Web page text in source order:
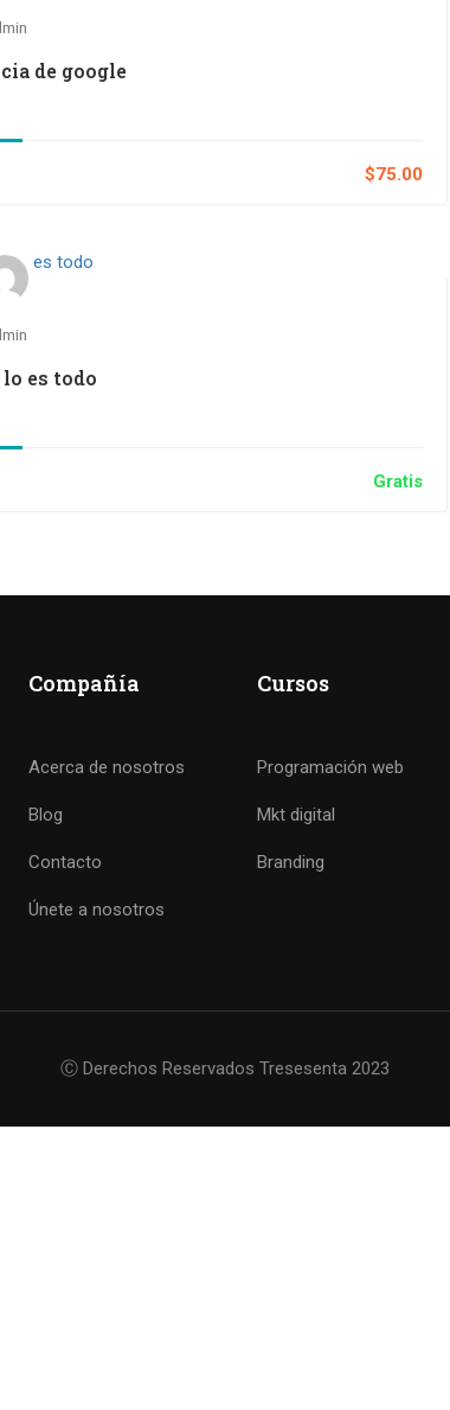
de google
$75.00
es todo
Gratis
Compañía
Acerca de nosotros
Blog
Contacto
Únete a nosotros
Cursos
Programación web
Mkt digital
Branding
Ⓒ Derechos Reservados Tresesenta 2023